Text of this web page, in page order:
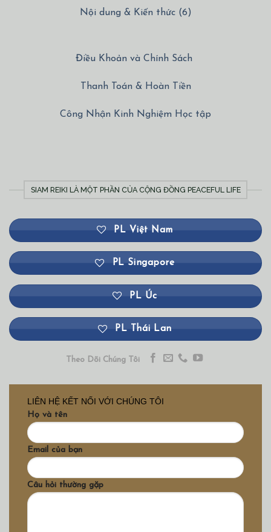
Nội dung & Kiến thức (6)
Điều Khoản và Chính Sách
Thanh Toán & Hoàn Tiền
Công Nhận Kinh Nghiệm Học tập
SIAM REIKI LÀ MỘT PHẦN CỦA CỘNG ĐỒNG PEACEFUL LIFE
PL Việt Nam
PL Singapore
PL Úc
PL Thái Lan
Theo Dõi Chúng Tôi
LIÊN HỆ KẾT NỐI VỚI CHÚNG TÔI
Họ và tên
Email của bạn
Câu hỏi thường gặp